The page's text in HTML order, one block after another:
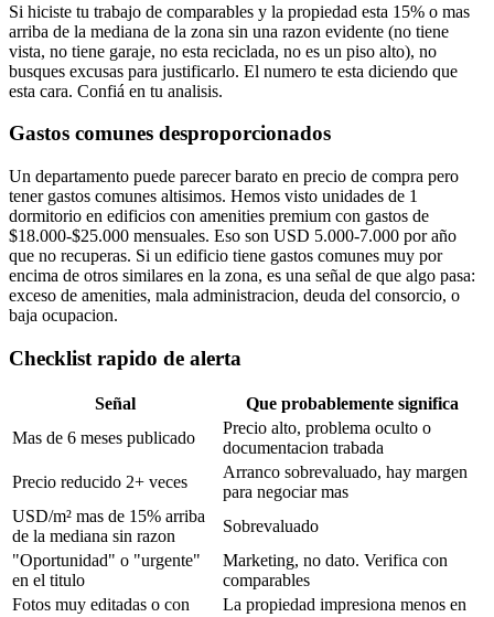
Si hiciste tu trabajo de comparables y la propiedad esta 15% o mas
arriba de la mediana de la zona sin una razon evidente (no tiene
vista, no tiene garaje, no esta reciclada, no es un piso alto), no
busques excusas para justificarlo. El numero te esta diciendo que
esta cara. Confiá en tu analisis.
Gastos comunes desproporcionados
Un departamento puede parecer barato en precio de compra pero
tener gastos comunes altisimos. Hemos visto unidades de 1
dormitorio en edificios con amenities premium con gastos de
$18.000-$25.000 mensuales. Eso son USD 5.000-7.000 por año
que no recuperas. Si un edificio tiene gastos comunes muy por
encima de otros similares en la zona, es una señal de que algo pasa:
exceso de amenities, mala administracion, deuda del consorcio, o
baja ocupacion.
Checklist rapido de alerta
Señal
Que probablemente significa
Mas de 6 meses publicado
Precio alto, problema oculto o
documentacion trabada
Precio reducido 2+ veces
Arranco sobrevaluado, hay margen
para negociar mas
USD/m² mas de 15% arriba
de la mediana sin razon
Sobrevaluado
"Oportunidad" o "urgente"
en el titulo
Marketing, no dato. Verifica con
comparables
Fotos muy editadas o con
La propiedad impresiona menos en